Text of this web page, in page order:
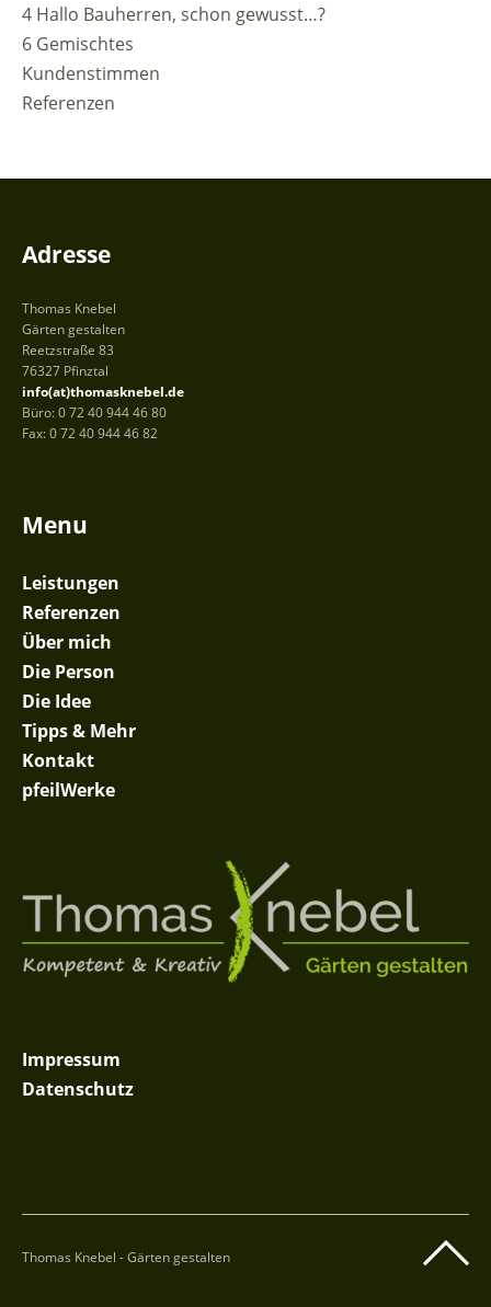
4 Hallo Bauherren, schon gewusst…?
6 Gemischtes
Kundenstimmen
Referenzen
Adresse
Thomas Knebel
Gärten gestalten
Reetzstraße 83
76327 Pfinztal
info(at)thomasknebel.de
Büro: 0 72 40 944 46 80
Fax: 0 72 40 944 46 82
Menu
Leistungen
Referenzen
Über mich
Die Person
Die Idee
Tipps & Mehr
Kontakt
pfeilWerke
Impressum
Datenschutz
Thomas Knebel - Gärten gestalten